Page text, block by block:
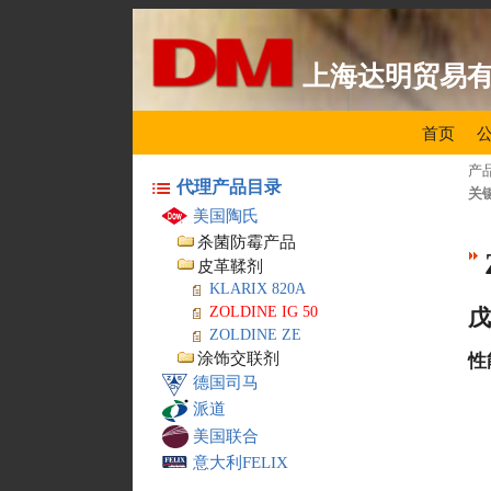
上海达明贸易
首页
代理产品目录
美国陶氏
杀菌防霉产品
皮革鞣剂
KLARIX 820A
ZOLDINE IG 50
ZOLDINE ZE
涂饰交联剂
德国司马
派道
美国联合
意大利FELIX
产
关
性